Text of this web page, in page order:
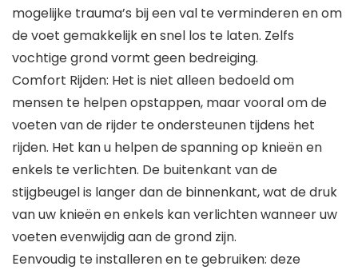
mogelijke trauma’s bij een val te verminderen en om
de voet gemakkelijk en snel los te laten. Zelfs
vochtige grond vormt geen bedreiging.
Comfort Rijden: Het is niet alleen bedoeld om
mensen te helpen opstappen, maar vooral om de
voeten van de rijder te ondersteunen tijdens het
rijden. Het kan u helpen de spanning op knieën en
enkels te verlichten. De buitenkant van de
stijgbeugel is langer dan de binnenkant, wat de druk
van uw knieën en enkels kan verlichten wanneer uw
voeten evenwijdig aan de grond zijn.
Eenvoudig te installeren en te gebruiken: deze